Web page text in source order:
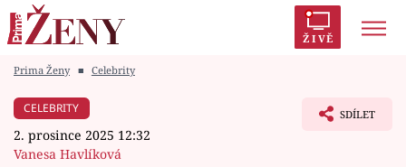
ŽIVĚ
Módní alarm
Prima Ženy ■ Celebrity
CELEBRITY
2. prosince 2025 12:32
Vanesa Havlíková
SDÍLET